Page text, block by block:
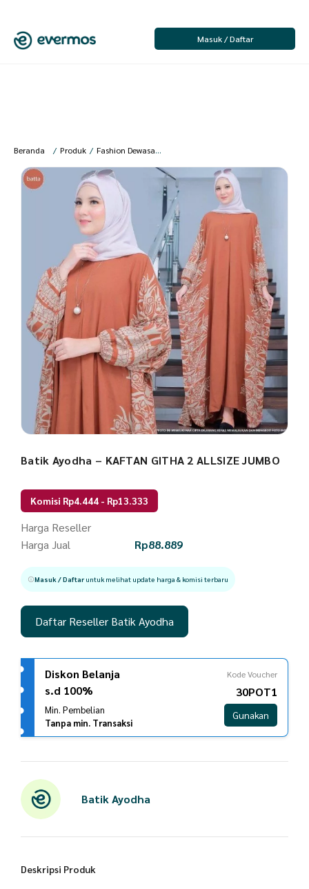
Masuk / Daftar
Beranda / Produk / Fashion Dewasa /
Batik Ayodha – KAFTAN GITHA 2 ALLSIZE JUMBO
Komisi Rp4.444 - Rp13.333
Harga Reseller
Harga Jual
Rp88.889
Masuk / Daftaruntuk melihat update harga & komisi terbaru
Daftar Reseller Batik Ayodha
Diskon Belanja
s.d 100%
Min. Pembelian
Tanpa min. Transaksi
Kode Voucher
30POT1
Gunakan
Batik Ayodha
Deskripsi Produk